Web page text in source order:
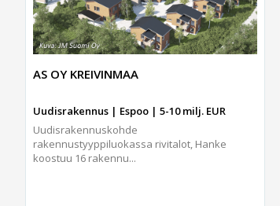
AS OY KREIVINMAA
Uudisrakennus | Espoo | 5-10 milj. EUR
Uudisrakennuskohde
rakennustyyppiluokassa rivitalot, Hanke
koostuu 16 rakennu...